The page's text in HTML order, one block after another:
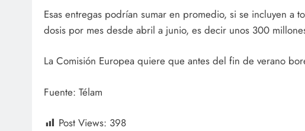
Esas entregas podrían sumar en promedio, si se incluyen a
dosis por mes desde abril a junio, es decir unos 300
La Comisión Europea quiere que antes del fin de verano
Fuente: Télam
Post Views: 398